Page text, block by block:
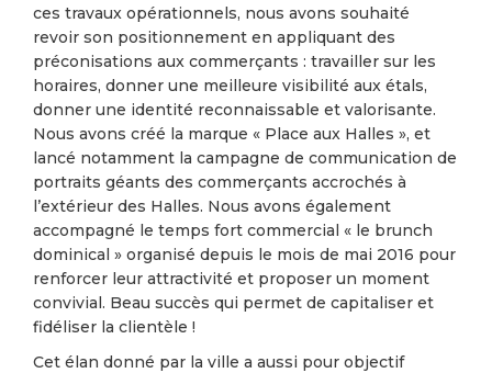
ces travaux opérationnels, nous avons souhaité
revoir son positionnement en appliquant des
préconisations aux commerçants : travailler sur les
horaires, donner une meilleure visibilité aux étals,
donner une identité reconnaissable et valorisante.
Nous avons créé la marque « Place aux Halles », et
lancé notamment la campagne de communication de
portraits géants des commerçants accrochés à
l’extérieur des Halles. Nous avons également
accompagné le temps fort commercial « le brunch
dominical » organisé depuis le mois de mai 2016 pour
renforcer leur attractivité et proposer un moment
convivial. Beau succès qui permet de capitaliser et
fidéliser la clientèle !
Cet élan donné par la ville a aussi pour objectif